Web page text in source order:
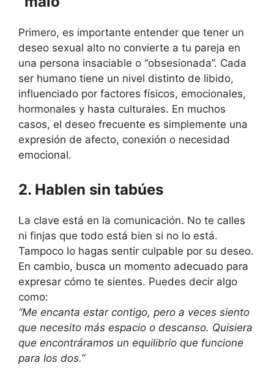
Primero, es importante entender que tener un
deseo sexual alto no convierte a tu pareja en
una persona insaciable o “obsesionada”. Cada
ser humano tiene un nivel distinto de libido,
influenciado por factores físicos, emocionales,
hormonales y hasta culturales. En muchos
casos, el deseo frecuente es simplemente una
expresión de afecto, conexión o necesidad
emocional.
2. Hablen sin tabúes
La clave está en la comunicación. No te calles
ni finjas que todo está bien si no lo está.
Tampoco lo hagas sentir culpable por su deseo.
En cambio, busca un momento adecuado para
expresar cómo te sientes. Puedes decir algo
como:
“Me encanta estar contigo, pero a veces siento
que necesito más espacio o descanso. Quisiera
que encontráramos un equilibrio que funcione
para los dos.”